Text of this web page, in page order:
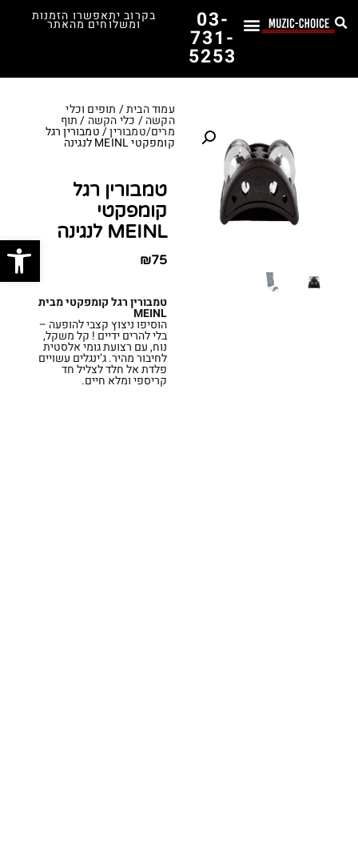
03-
731-
5253
בקרוב יתאפשרו הזמנות
ומשלוחים מהאתר
עמוד הבית/ תופים וכלי
הקשה/ כלי הקשה /תוף
מרים/טמבורין/ טמבורין רגל
קומפקטי MEINL לנגינה
טמבורין רגל
קומפקטי
MEINL לנגינה
₪75
טמבורין רגל קומפקטי מבית
MEINL
הוסיפו ניצוץ קצבי להופעה –
בלי להרים ידיים ! קל משקל,
נוח, עם רצועת גומי אלסטית
לחיבור מהיר. ג’ינגלים עשויים
פלדת אל חלד לצליל חד
קריספי ומלא חיים.
פתח